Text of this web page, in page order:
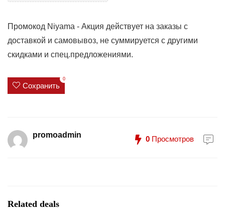
Промокод Niyama - Акция действует на заказы с
доставкой и самовывоз, не суммируется с другими
скидками и спец.предложениями.
Сохранить
0
promoadmin 0 Просмотров
Related deals